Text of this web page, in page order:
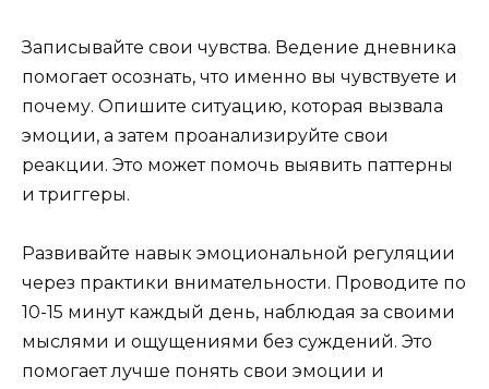
Записывайте свои чувства. Ведение дневника
помогает осознать, что именно вы чувствуете и
почему. Опишите ситуацию, которая вызвала
эмоции, а затем проанализируйте свои
реакции. Это может помочь выявить паттерны
и триггеры.
Развивайте навык эмоциональной регуляции
через практики внимательности. Проводите по
10-15 минут каждый день, наблюдая за своими
мыслями и ощущениями без суждений. Это
помогает лучше понять свои эмоции и